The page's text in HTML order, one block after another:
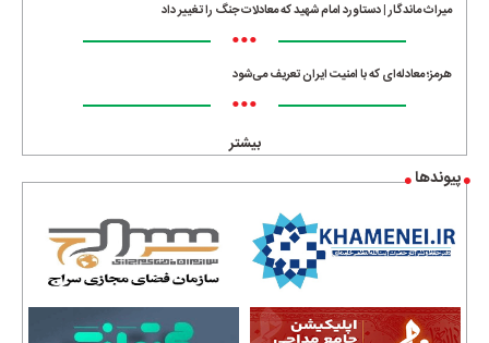
میراث ماندگار | دستاورد امام شهید که معادلات جنگ را تغییر داد
•••
هرمز؛ معادله‌ای که با امنیت ایران تعریف می‌شود
•••
بیشتر
پیوندها